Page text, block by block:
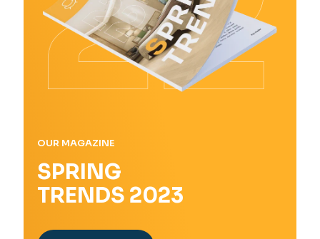
OUR MAGAZINE
SPRING
TRENDS 2023